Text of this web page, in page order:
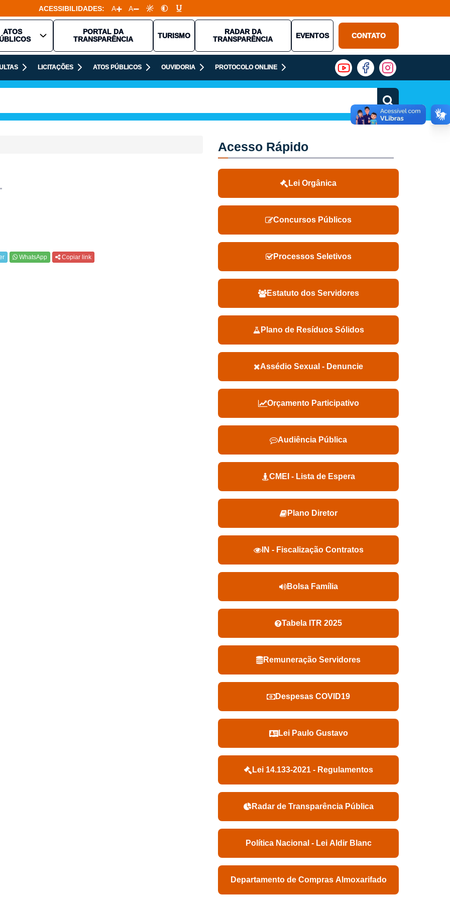
ACESSIBILIDADES: A A
ATOS
PORTAL DA
TRANSPARÊNCIA
TURISMO
RADAR DA
TRANSPARÊNCIA
EVENTOS CONTATO
LICITAÇÕES ATOS PÚBLICOS OUVIDORIA PROTOCOLO ONLINE
WhatsApp Copiar link
Acesso Rápido
Lei Orgânica
Concursos Públicos
Processos Seletivos
Estatuto dos Servidores
Plano de Resíduos Sólidos
Assédio Sexual - Denuncie
Orçamento Participativo
Audiência Pública
CMEI - Lista de Espera
Plano Diretor
IN - Fiscalização Contratos
Bolsa Família
Tabela ITR 2025
Remuneração Servidores
Despesas COVID19
Lei Paulo Gustavo
Lei 14.133-2021 - Regulamentos
Radar de Transparência Pública
Política Nacional - Lei Aldir Blanc
Departamento de Compras Almoxarifado